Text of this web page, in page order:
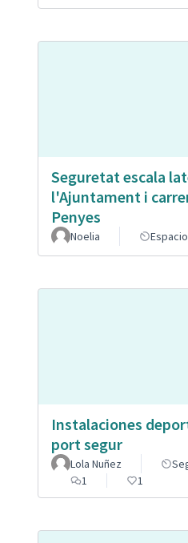
Seguretat escala
l'Ajuntament i
Penyes
Noelia
Instalaciones
port segur
Lola Nuñez
1
1